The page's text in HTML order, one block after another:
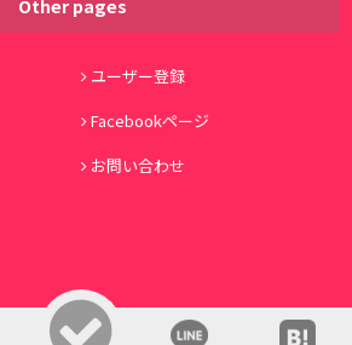
Other pages
ユーザー登録
Facebookページ
お問い合わせ
All Rights Reserved. 運営: 株式会社ワノコト